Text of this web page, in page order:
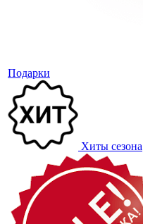
Подарки
Хиты сезона